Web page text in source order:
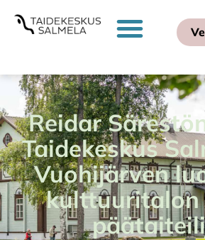
Reidar
Taidekeskus
Vuohijärven
kulttuuritalon